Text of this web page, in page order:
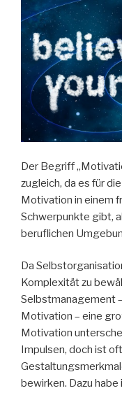
Der Begriff
zugleich, da es für
Motivation in einem
Schwerpunkte gibt,
beruflichen
Da
Komplexität zu
Selbstmanagement
Motivation – eine
Motivation
Impulsen, doch ist
bewirken. Dazu